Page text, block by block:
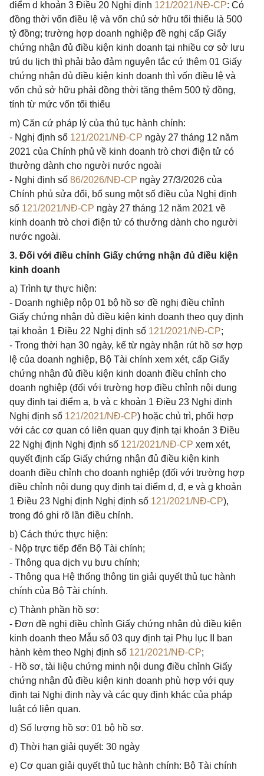
điểm d khoản 3 Điều 20 Nghị định 121/2021/NĐ-CP: Có
đồng thời vốn điều lệ và vốn chủ sở hữu tối thiểu là 500
tỷ đồng; trường hợp doanh nghiệp đề nghị cấp Giấy
chứng nhận đủ điều kiện kinh doanh tại nhiều cơ sở lưu
trú du lịch thì phải bảo đảm nguyên tắc cứ thêm 01 Giấy
chứng nhận đủ điều kiện kinh doanh thì vốn điều lệ và
vốn chủ sở hữu phải đồng thời tăng thêm 500 tỷ đồng,
tính từ mức vốn tối thiểu
m) Căn cứ pháp lý của thủ tục hành chính:
- Nghị định số 121/2021/NĐ-CP ngày 27 tháng 12 năm
2021 của Chính phủ về kinh doanh trò chơi điện tử có
thưởng dành cho người nước ngoài
- Nghị định số 86/2026/NĐ-CP ngày 27/3/2026 của
Chính phủ sửa đổi, bổ sung một số điều của Nghị định
số 121/2021/NĐ-CP ngày 27 tháng 12 năm 2021 về
kinh doanh trò chơi điện tử có thưởng dành cho người
nước ngoài.
3. Đối với điều chỉnh Giấy chứng nhận đủ điều kiện
kinh doanh
a) Trình tự thực hiện:
- Doanh nghiệp nộp 01 bộ hồ sơ đề nghị điều chỉnh
Giấy chứng nhận đủ điều kiện kinh doanh theo quy định
tại khoản 1 Điều 22 Nghị định số 121/2021/NĐ-CP;
- Trong thời hạn 30 ngày, kể từ ngày nhận rút hồ sơ hợp
lệ của doanh nghiệp, Bộ Tài chính xem xét, cấp Giấy
chứng nhận đủ điều kiện kinh doanh điều chỉnh cho
doanh nghiệp (đối với trường hợp điều chỉnh nội dung
quy định tại điểm a, b và c khoản 1 Điều 23 Nghị định
Nghị định số 121/2021/NĐ-CP) hoặc chủ trì, phối hợp
với các cơ quan có liên quan quy định tại khoản 3 Điều
22 Nghị định Nghị định số 121/2021/NĐ-CP xem xét,
quyết định cấp Giấy chứng nhận đủ điều kiện kinh
doanh điều chỉnh cho doanh nghiệp (đối với trường hợp
điều chỉnh nội dung quy định tại điểm d, đ, e và g khoản
1 Điều 23 Nghị định Nghị định số 121/2021/NĐ-CP),
trong đó ghi rõ lần điều chỉnh.
b) Cách thức thực hiện:
- Nộp trực tiếp đến Bộ Tài chính;
- Thông qua dịch vụ bưu chính;
- Thông qua Hệ thống thông tin giải quyết thủ tục hành
chính của Bộ Tài chính.
c) Thành phần hồ sơ:
- Đơn đề nghị điều chỉnh Giấy chứng nhận đủ điều kiện
kinh doanh theo Mẫu số 03 quy định tại Phụ lục II ban
hành kèm theo Nghị định số 121/2021/NĐ-CP;
- Hồ sơ, tài liệu chứng minh nội dung điều chỉnh Giấy
chứng nhận đủ điều kiện kinh doanh phù hợp với quy
định tại Nghị định này và các quy định khác của pháp
luật có liên quan.
d) Số lượng hồ sơ: 01 bộ hồ sơ.
đ) Thời hạn giải quyết: 30 ngày
e) Cơ quan giải quyết thủ tục hành chính: Bộ Tài chính